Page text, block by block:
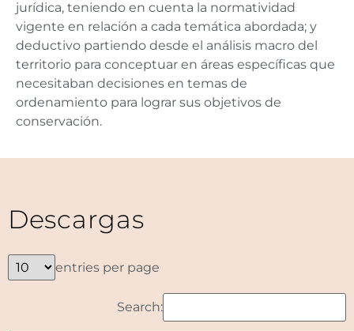
jurídica, teniendo en cuenta la normatividad
vigente en relación a cada temática abordada; y
deductivo partiendo desde el análisis macro del
territorio para conceptuar en áreas específicas que
necesitaban decisiones en temas de
ordenamiento para lograr sus objetivos de
conservación.
Descargas
entries per page
Search: